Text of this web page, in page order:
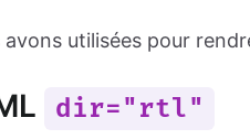
utilisées pour
dir="rtl"